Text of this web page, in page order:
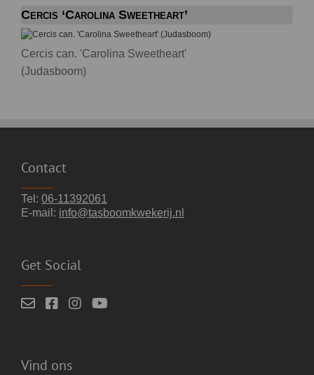
Cercis ‘Carolina Sweetheart’
Cercis can. 'Carolina Sweetheart'
(Judasboom)
Contact
Tel: 06-11392061
E-mail: info@tasboomkwekerij.nl
Get Social
Vind ons